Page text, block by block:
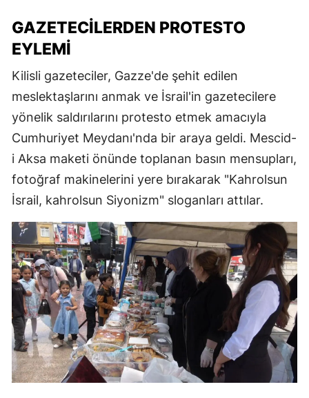
GAZETECILERDEN PROTESTO
EYLEMI
Kilisli gazeteciler, Gazze'de şehit edilen
meslektaşlarını anmak ve İsrail'in gazetecilere
yönelik saldırılarını protesto etmek amacıyla
Cumhuriyet Meydanı'nda bir araya geldi. Mescid-
i Aksa maketi önünde toplanan basın mensupları,
fotoğraf makinelerini yere bırakarak "Kahrolsun
İsrail, kahrolsun Siyonizm" sloganları attılar.